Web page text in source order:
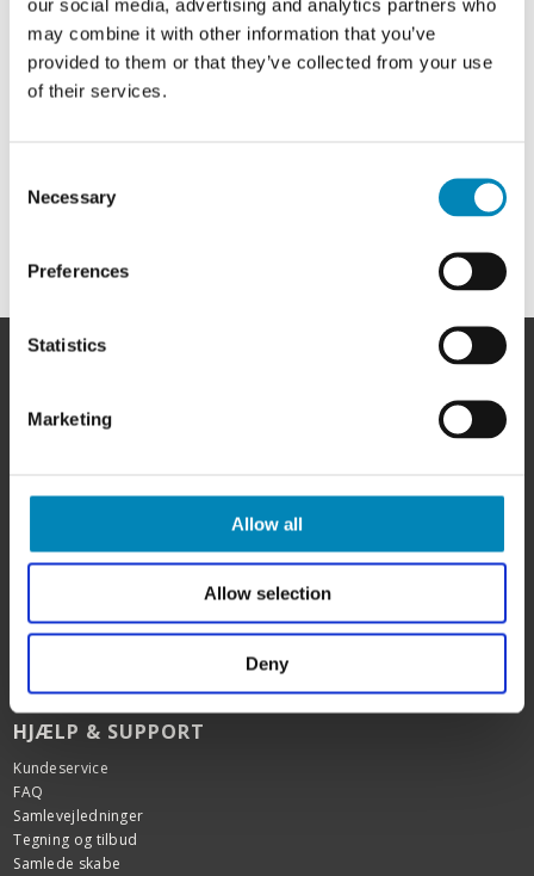
our social media, advertising and analytics partners who
may combine it with other information that you’ve
provided to them or that they’ve collected from your use
of their services.
Selection
Necessary
Preferences
Statistics
Marketing
Allow all
Allow selection
Deny
SHOWROOM OG WEBSHOP
Tlf. +45 6913 6970
HJÆLP & SUPPORT
Kundeservice
FAQ
Samlevejledninger
Tegning og tilbud
Samlede skabe